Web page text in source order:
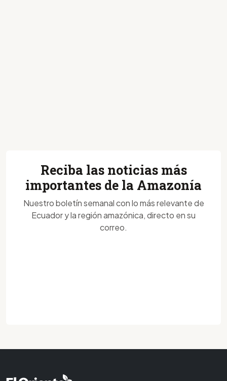
Reciba las noticias más
importantes de la Amazonía
Nuestro boletín semanal con lo más relevante de
Ecuador y la región amazónica, directo en su
correo.